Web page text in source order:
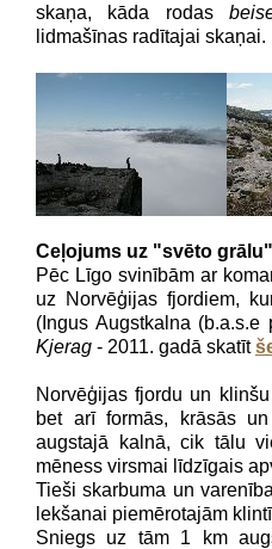
skaņa, kāda rodas
lidmašīnas radītajai skaņai.
Ceļojums uz "svēto grālu"
Pēc Līgo svinībām ar
uz Norvēģijas fjordiem,
(Ingus Augstkalna
Kjerag - 2011. gadā skatīt
Norvēģijas fjordu un
bet arī formās, krāsās
augstajā kalnā, cik tālu
mēness virsmai līdzīgais
Tieši skarbuma un
lekšanai piemērotajām
Sniegs uz tām 1 km